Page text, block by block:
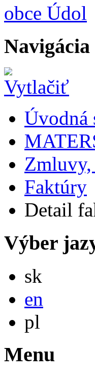
Navigácia
Úvodná
Faktúry
Detail
Výber
sk
en
pl
Menu